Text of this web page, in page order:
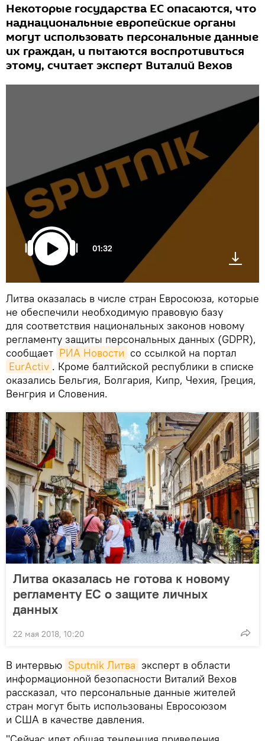
Некоторые государства ЕС опасаются, что
наднациональные европейские органы
могут использовать персональные данные
их граждан, и пытаются воспротивиться
этому, считает эксперт Виталий Вехов
01:32
Литва оказалась в числе стран Евросоюза, которые
не обеспечили необходимую правовую базу
для соответствия национальных законов новому
регламенту защиты персональных данных (GDPR),
сообщает РИА Новости со ссылкой на портал
EurActiv . Кроме балтийской республики в списке
оказались Бельгия, Болгария, Кипр, Чехия, Греция,
Венгрия и Словения.
Литва оказалась не готова к новому
регламенту ЕС о защите личных
данных
22 мая 2018, 10:20
В интервью Sputnik Литва эксперт в области
информационной безопасности Виталий Вехов
рассказал, что персональные данные жителей
стран могут быть использованы Евросоюзом
и США в качестве давления.